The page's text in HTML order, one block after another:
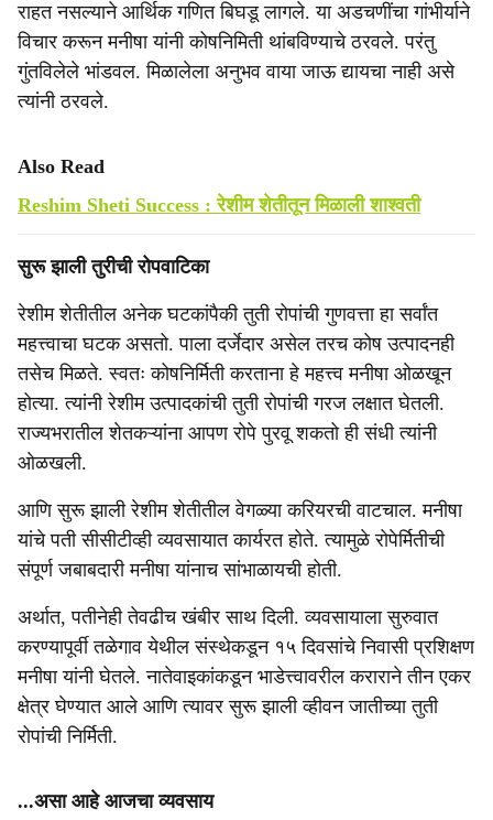
राहत नसल्याने आर्थिक गणित बिघडू लागले. या अडचणींचा गांभीर्याने
विचार करून मनीषा यांनी कोषनिमिती थांबविण्याचे ठरवले. परंतु
गुंतविलेले भांडवल. मिळालेला अनुभव वाया जाऊ द्यायचा नाही असे
त्यांनी ठरवले.
Also Read
Reshim Sheti Success : रेशीम शेतीतून मिळाली शाश्‍वती
सुरू झाली तुरीची रोपवाटिका
रेशीम शेतीतील अनेक घटकांपैकी तुती रोपांची गुणवत्ता हा सर्वांत
महत्त्वाचा घटक असतो. पाला दर्जेदार असेल तरच कोष उत्पादनही
तसेच मिळते. स्वतः कोषनिर्मिती करताना हे महत्त्व मनीषा ओळखून
होत्या. त्यांनी रेशीम उत्पादकांची तुती रोपांची गरज लक्षात घेतली.
राज्यभरातील शेतकऱ्यांना आपण रोपे पुरवू शकतो ही संधी त्यांनी
ओळखली.
आणि सुरू झाली रेशीम शेतीतील वेगळ्या करियरची वाटचाल. मनीषा
यांचे पती सीसीटीव्ही व्यवसायात कार्यरत होते. त्यामुळे रोपेर्मितीची
संपूर्ण जबाबदारी मनीषा यांनाच सांभाळायची होती.
अर्थात, पतीनेही तेवढीच खंबीर साथ दिली. व्यवसायाला सुरुवात
करण्यापूर्वी तळेगाव येथील संस्थेकडून १५ दिवसांचे निवासी प्रशिक्षण
मनीषा यांनी घेतले. नातेवाइकांकडून भाडेत्त्वावरील कराराने तीन एकर
क्षेत्र घेण्यात आले आणि त्यावर सुरू झाली व्हीवन जातीच्या तुती
रोपांची निर्मिती.
...असा आहे आजचा व्यवसाय